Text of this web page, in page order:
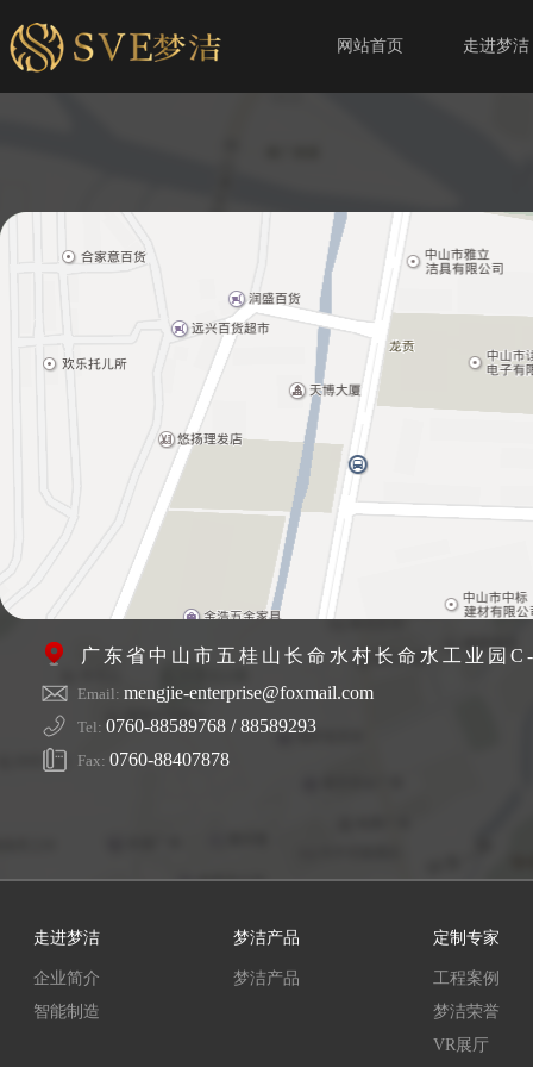
网站首页 走进梦洁
广东省中山市五桂山长命水村长命水工业园
Email: mengjie-enterprise@foxmail.com
Tel: 0760-88589768 / 88589293
Fax: 0760-88407878
走进梦洁
企业简介
智能制造
梦洁产品
梦洁产品
定制专家
工程案例
梦洁荣誉
VR展厅